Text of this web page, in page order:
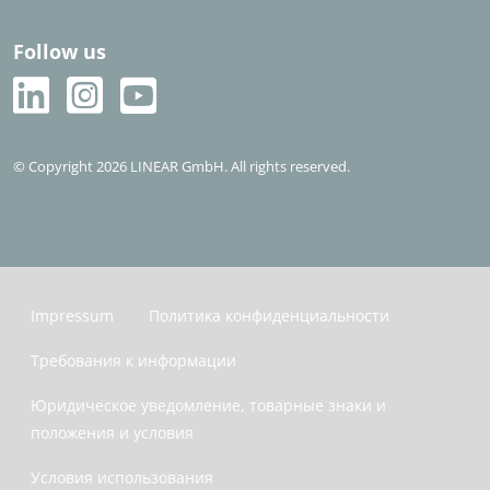
Follow us
© Copyright 2026 LINEAR GmbH. All rights reserved.
Impressum Политика конфиденциальности
Требования к информации
Юридическое уведомление, товарные знаки и
положения и условия
Условия использования